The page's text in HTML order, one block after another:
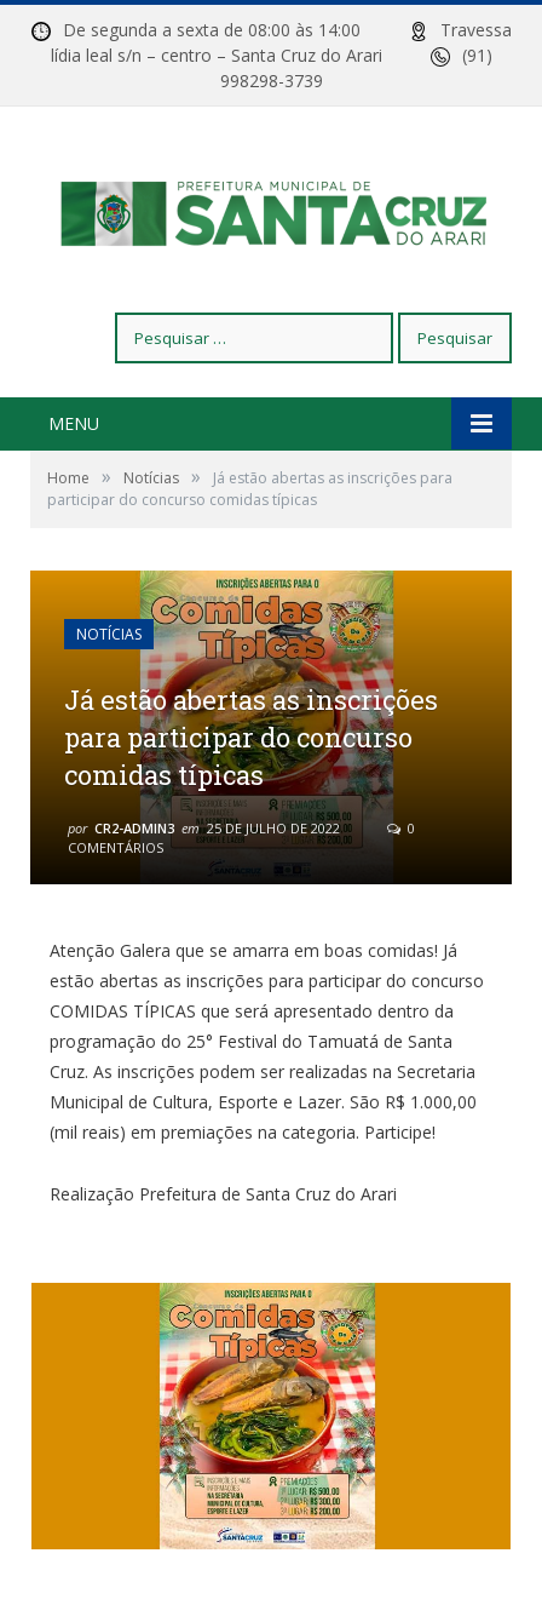
De segunda a sexta de 08:00 às 14:00
Travessa
lídia leal s/n – centro – Santa Cruz do Arari
(91)
998298-3739
por:
MENU
Home » Notícias »
Já estão abertas as inscrições para
participar do concurso comidas típicas
NOTÍCIAS
Já estão abertas as inscrições
para participar do concurso
comidas típicas
por CR2-ADMIN3 em 25 DE JULHO DE 2022
0
COMENTÁRIOS
Atenção Galera que se amarra em boas comidas! Já
estão abertas as inscrições para participar do concurso
COMIDAS TÍPICAS que será apresentado dentro da
programação do 25° Festival do Tamuatá de Santa
Cruz. As inscrições podem ser realizadas na Secretaria
Municipal de Cultura, Esporte e Lazer. São R$ 1.000,00
(mil reais) em premiações na categoria. Participe!
Realização Prefeitura de Santa Cruz do Arari